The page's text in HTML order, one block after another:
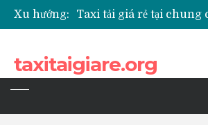
Xu hướng:
taxitaigiare.org